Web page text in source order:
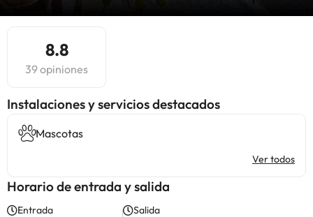
8.8
39 opiniones
Instalaciones y servicios destacados
Mascotas
Ver todos
Horario de entrada y salida
Entrada Salida